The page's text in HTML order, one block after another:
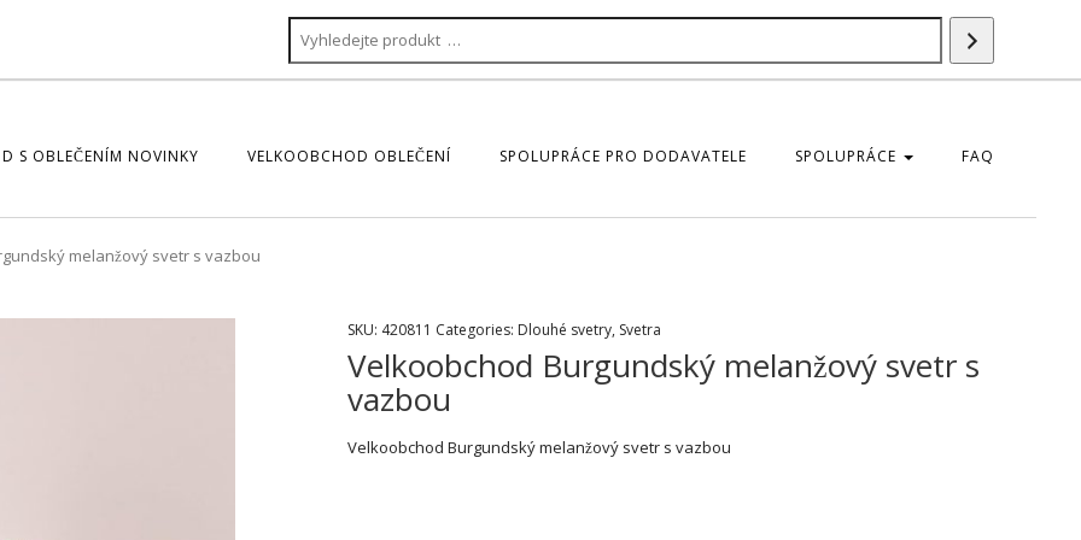
S OBLEČENÍM NOVINKY VELKOOBCHOD OBLEČENÍ SPOLUPRÁCE PRO DODAVATELE SPOLUPRÁCE FAQ
melanžový svetr s vazbou
SKU: 420811 Categories: Dlouhé svetry, Svetra
Velkoobchod Burgundský melanžový svetr s
vazbou
Velkoobchod Burgundský melanžový svetr s vazbou